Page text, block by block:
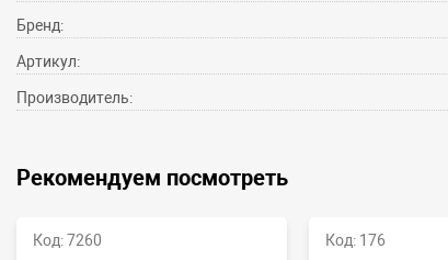
Бренд:
Артикул:
Производитель:
Рекомендуем посмотреть
Код: 7260 Код: 176